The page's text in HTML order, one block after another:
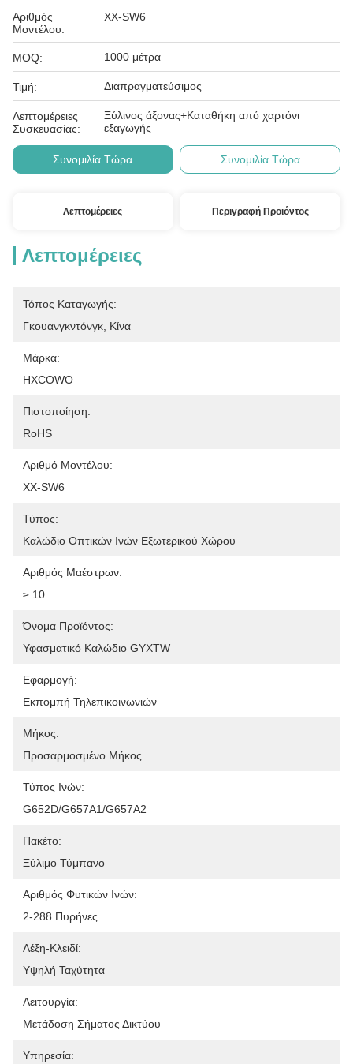
Αριθμός
Μοντέλου:
ΧΧ-SW6
MOQ: 1000 μέτρα
Τιμή: Διαπραγματεύσιμος
Λεπτομέρειες
Συσκευασίας:
Ξύλινος άξονας+Καταθήκη από χαρτόνι
εξαγωγής
Συνομιλία Τώρα Συνομιλία Τώρα
Λεπτομέρειες Περιγραφή Προϊόντος
Λεπτομέρειες
Τόπος Καταγωγής:
Γκουανγκντόνγκ, Κίνα
Μάρκα:
HXCOWO
Πιστοποίηση:
RoHS
Αριθμό Μοντέλου:
ΧΧ-SW6
Τύπος:
Καλώδιο Οπτικών Ινών Εξωτερικού Χώρου
Αριθμός Μαέστρων:
≥ 10
Όνομα Προϊόντος:
Υφασματικό Καλώδιο GYXTW
Εφαρμογή:
Εκπομπή Τηλεπικοινωνιών
Μήκος:
Προσαρμοσμένο Μήκος
Τύπος Ινών:
G652D/G657A1/G657A2
Πακέτο:
Ξύλιμο Τύμπανο
Αριθμός Φυτικών Ινών:
2-288 Πυρήνες
Λέξη-Κλειδί:
Υψηλή Ταχύτητα
Λειτουργία:
Μετάδοση Σήματος Δικτύου
Υπηρεσία: